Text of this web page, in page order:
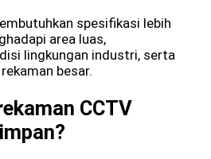
spesifikasi lebih
area luas,
lingkungan industri, serta
besar.
CCTV